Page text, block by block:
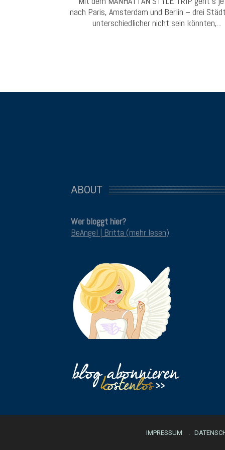
nach Paris, Amsterdam und Berlin – drei
unterschiedlicher nicht sein könnten,...
ABOUT
Wer bloggt hier?
BeAngel | Britta (mehr lesen)
IMPRESSUM